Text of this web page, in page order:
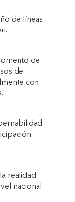
LA
de líneas
de
de
con
realidad
nacional